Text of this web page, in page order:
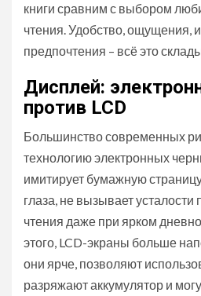
книги сравним с выбором
чтения. Удобство, ощущения,
предпочтения – всё это
Дисплей:
против LCD
Большинство современных
технологию электронных
имитирует бумажную
глаза, не вызывает усталости
чтения даже при ярком
этого, LCD-экраны больше
они ярче, позволяют
разряжают аккумулятор и